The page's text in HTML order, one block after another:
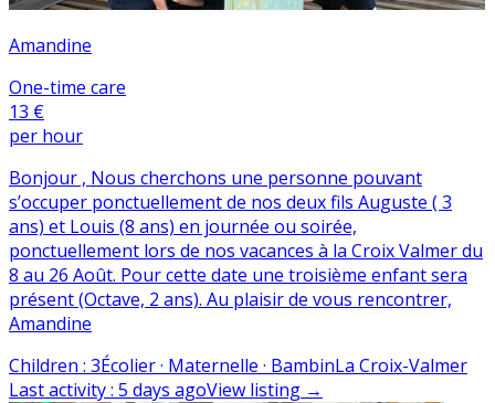
Amandine
One-time care
13 €
per hour
Bonjour , Nous cherchons une personne pouvant
s’occuper ponctuellement de nos deux fils Auguste ( 3
ans) et Louis (8 ans) en journée ou soirée,
ponctuellement lors de nos vacances à la Croix Valmer du
8 au 26 Août. Pour cette date une troisième enfant sera
présent (Octave, 2 ans). Au plaisir de vous rencontrer,
Amandine
Children : 3Écolier · Maternelle · BambinLa Croix-Valmer
Last activity: 5 days agoView listing →